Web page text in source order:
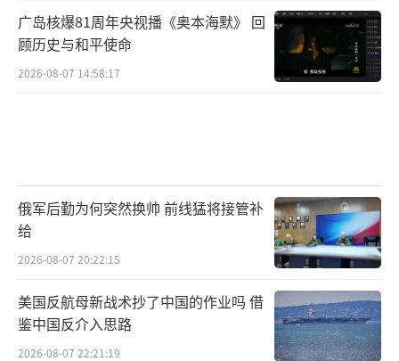
广岛核爆81周年央视播《奥本海默》 回
顾历史与和平使命
2026-08-07 14:58:17
俄军后勤为何突然换帅 前线猛将接管补
给
2026-08-07 20:22:15
美国反航母新战术抄了中国的作业吗 借
鉴中国反介入思路
2026-08-07 22:21:19